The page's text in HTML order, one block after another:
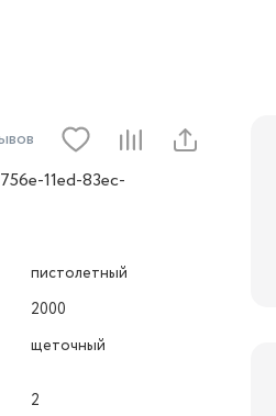
11ed-83ec-
пистолетный
2000
щеточный
2